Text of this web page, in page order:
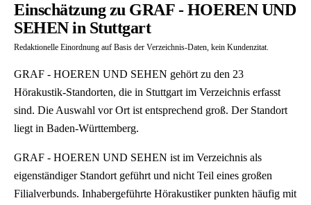
Einschätzung zu GRAF - HOEREN UND
SEHEN in Stuttgart
Redaktionelle Einordnung auf Basis der Verzeichnis-Daten, kein Kundenzitat.
GRAF - HOEREN UND SEHEN gehört zu den 23
Hörakustik-Standorten, die in Stuttgart im Verzeichnis erfasst
sind. Die Auswahl vor Ort ist entsprechend groß. Der Standort
liegt in Baden-Württemberg.
GRAF - HOEREN UND SEHEN ist im Verzeichnis als
eigenständiger Standort geführt und nicht Teil eines großen
Filialverbunds. Inhabergeführte Hörakustiker punkten häufig mit